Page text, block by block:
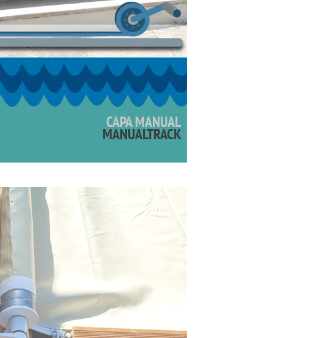
CAPA MANUAL
MANUALTRACK